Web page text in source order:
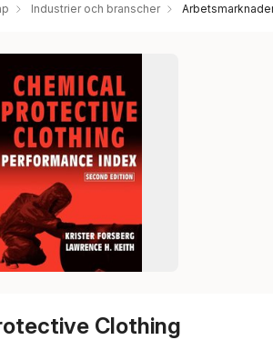
Industrier och branscher
Clothing